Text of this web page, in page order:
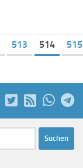
513 514
515